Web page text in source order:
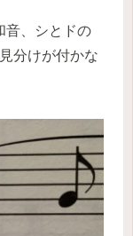
音、シとドの
分けが付かな